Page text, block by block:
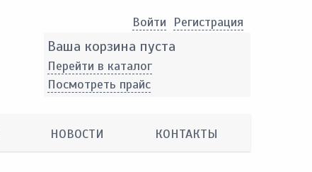
Войти Pегистрация
Ваша корзина пуста
Перейти в каталог
Посмотреть прайс
НОВОСТИ КОНТАКТЫ